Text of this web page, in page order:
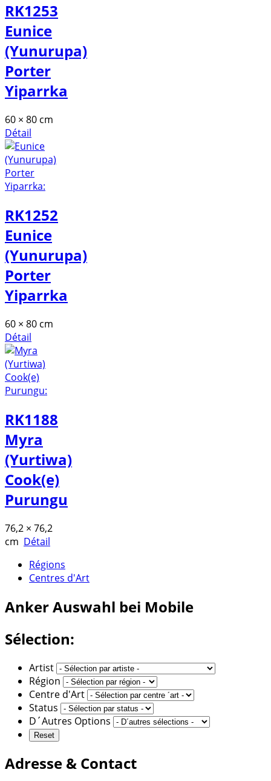
RK1253
Eunice
(Yunurupa)
Porter
Yiparrka
60 × 80 cm
Détail
RK1252
Eunice
(Yunurupa)
Porter
Yiparrka
60 × 80 cm
Détail
RK1188
Myra
(Yurtiwa)
Cook(e)
Purungu
76,2 × 76,2
cm Détail
Régions
Centres d'Art
AnkerAuswahl bei Mobile
Sélection:
Artist
Région
Centre d'Art
Status
D´Autres Options
Adresse & Contact